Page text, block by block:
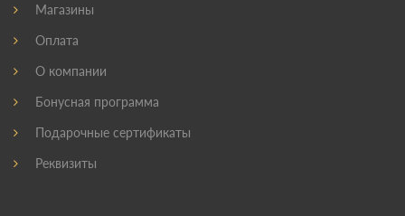
Магазины
Оплата
О компании
Бонусная программа
Подарочные сертификаты
Реквизиты